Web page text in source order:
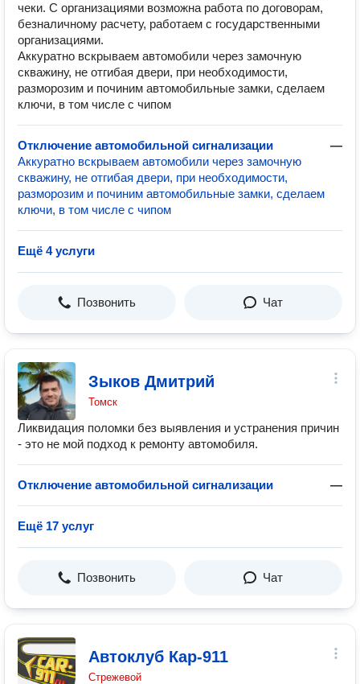
чеки. С организациями возможна работа по договорам,
безналичному расчету, работаем с государственными
организациями.
Аккуратно вскрываем автомобили через замочную
скважину, не отгибая двери, при необходимости,
разморозим и починим автомобильные замки, сделаем
ключи, в том числе с чипом
Отключение автомобильной сигнализации
—
Аккуратно вскрываем автомобили через замочную
скважину, не отгибая двери, при необходимости,
разморозим и починим автомобильные замки, сделаем
ключи, в том числе с чипом
Ещё 4 услуги
Позвонить Чат
Зыков Дмитрий
Томск
Ликвидация поломки без выявления и устранения причин
- это не мой подход к ремонту автомобиля.
Отключение автомобильной сигнализации —
Ещё 17 услуг
Позвонить Чат
Автоклуб Кар-911
Стрежевой